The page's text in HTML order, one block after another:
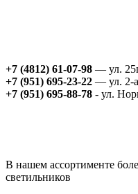
+7 (4812) 61-07-98 — ул.
+7 (951) 695-23-22 — ул. 2-
+7 (951) 695-88-78 - ул.
В нашем ассортименте
светильников